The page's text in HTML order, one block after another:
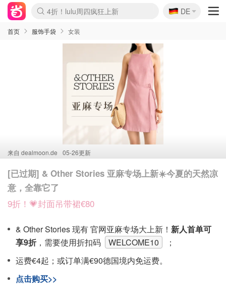
Boticinal 夏促开抢！
4折！lulu周四疯狂上新
还没结束！&OtherStories大促
Joybuy变相75折 随时失效
速领！Stanley独家85折
疑似霸哥！Camper额外叠85折
Zalando 奥莱闪促！每日更新
Moncler反季囤！5折起+叠9折
Coach Brooklyn仅€192
🇩🇪
DE
首页 服饰手袋 女装
来自 dealmoon.de 05-26更新
[已过期] & Other Stories 亚麻专场上新☀️今夏的天然凉
意，全靠它了
9折！💗封面吊带裙€80
& Other Stories 现有 官网亚麻专场大上新！ 新人首单可
享9折 ，需要使用折扣码 WELCOME10
；
运费€4起；或订单满€90德国境内免运费。
点击购买>>